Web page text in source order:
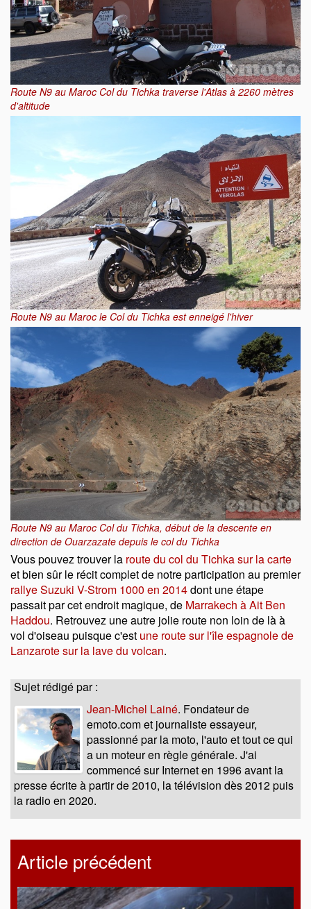
Route N9 au Maroc Col du Tichka traverse l'Atlas à 2260 mètres
d'altitude
Route N9 au Maroc le Col du Tichka est enneigé l'hiver
Route N9 au Maroc Col du Tichka, début de la descente en
direction de Ouarzazate depuis le col du Tichka
Vous pouvez trouver la route du col du Tichka sur la carte
et bien sûr le récit complet de notre participation au premier
rallye Suzuki V-Strom 1000 en 2014dont une étape
passait par cet endroit magique, de Marrakech à Ait Ben
Haddou. Retrouvez une autre jolie route non loin de là à
vol d'oiseau puisque c'est une route sur l'île espagnole de
Lanzarote sur la lave du volcan.
Sujet rédigé par :
Jean-Michel Lainé. Fondateur de
emoto.com et journaliste essayeur,
passionné par la moto, l'auto et tout ce qui
a un moteur en règle générale. J'ai
commencé sur Internet en 1996 avant la
presse écrite à partir de 2010, la télévision dès 2012 puis
la radio en 2020.
Article précédent